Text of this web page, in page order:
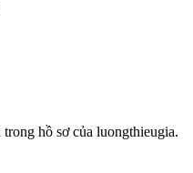
hồ sơ của luongthieugia.